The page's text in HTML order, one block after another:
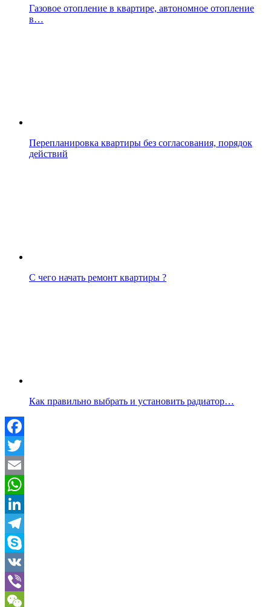
Газовое отопление в квартире, автономное отопление
в…
Перепланировка квартиры без согласования, порядок
действий
С чего начать ремонт квартиры ?
Как правильно выбрать и установить радиатор…
Facebook
Twitter
Email
WhatsApp
LinkedIn
Telegram
Skype
VK
Viber